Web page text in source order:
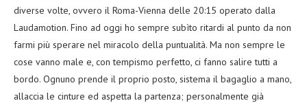
diverse volte, ovvero il Roma-Vienna delle 20:15 operato dalla
Laudamotion. Fino ad oggi ho sempre subìto ritardi al punto da non
farmi più sperare nel miracolo della puntualità. Ma non sempre le
cose vanno male e, con tempismo perfetto, ci fanno salire tutti a
bordo. Ognuno prende il proprio posto, sistema il bagaglio a mano,
allaccia le cinture ed aspetta la partenza; personalmente già